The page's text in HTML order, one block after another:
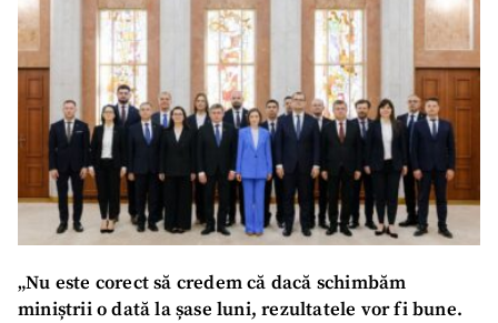
SUSȚINE
„Nu este corect să credem că dacă schimbăm
miniștrii o dată la șase luni, rezultatele vor fi bune.